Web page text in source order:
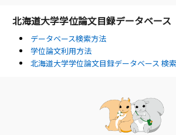
北海道大学学位論文目録データベース
データベース検索方法
学位論文利用方法
北海道大学学位論文目録データベース 検